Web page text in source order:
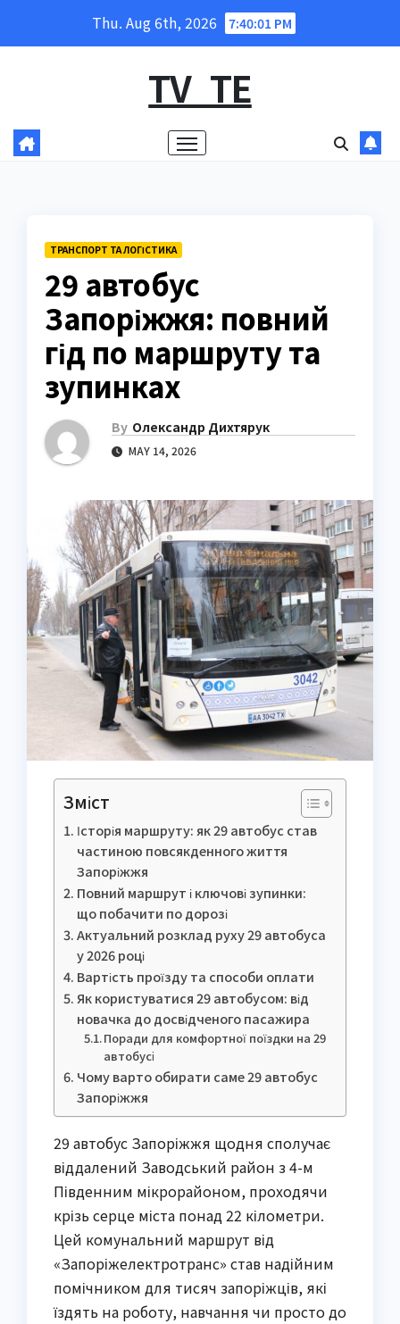
Thu. Aug 6th, 2026 7:40:02 PM
TV_TE
ТРАНСПОРТ ТА ЛОГІСТИКА
29 автобус
Запоріжжя: повний
гід по маршруту та
зупинках
By Олександр Дихтярук
MAY 14, 2026
Зміст
Історія маршруту: як 29 автобус став
частиною повсякденного життя
Запоріжжя
Повний маршрут і ключові зупинки:
що побачити по дорозі
Актуальний розклад руху 29 автобуса
у 2026 році
Вартість проїзду та способи оплати
Як користуватися 29 автобусом: від
новачка до досвідченого пасажира
Поради для комфортної поїздки на 29
автобусі
Чому варто обирати саме 29 автобус
Запоріжжя
29 автобус Запоріжжя щодня сполучає
віддалений Заводський район з 4-м
Південним мікрорайоном, проходячи
крізь серце міста понад 22 кілометри.
Цей комунальний маршрут від
«Запоріжелектротранс» став надійним
помічником для тисяч запоріжців, які
їздять на роботу, навчання чи просто до